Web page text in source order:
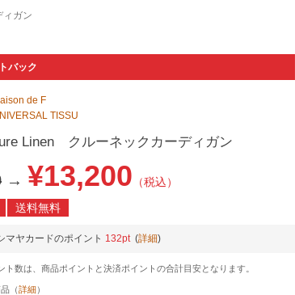
ガン
バック
de F
TISSU
Linen クルーネックカーディガン
→ ¥13,200 （税込）
送料無料
マヤカードのポイント 132pt (詳細)
数は、商品ポイントと決済ポイントの合計目安となります。
（詳細）